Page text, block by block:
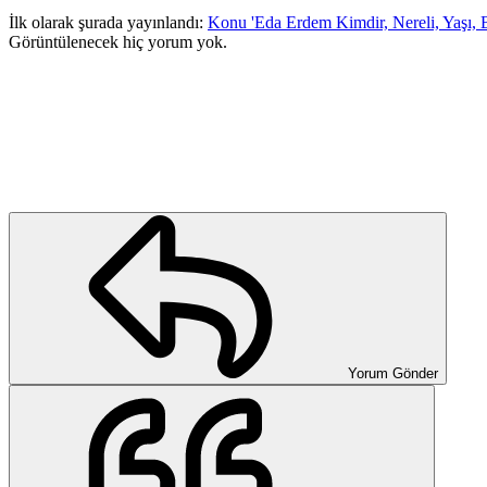
İlk olarak şurada yayınlandı: Konu 'Eda Erdem Kimdir, Nereli,
Görüntülenecek hiç yorum yok.
Yorum Gönder